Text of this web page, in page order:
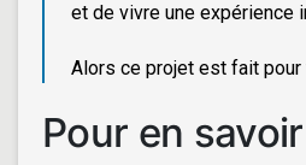
et de vivre une expérience
Alors ce projet est fait pour
Pour en